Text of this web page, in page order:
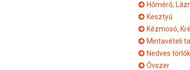
Hőmérő,
Kesztyű
Kézmosó,
Mintavételi
Nedves
Óvszer